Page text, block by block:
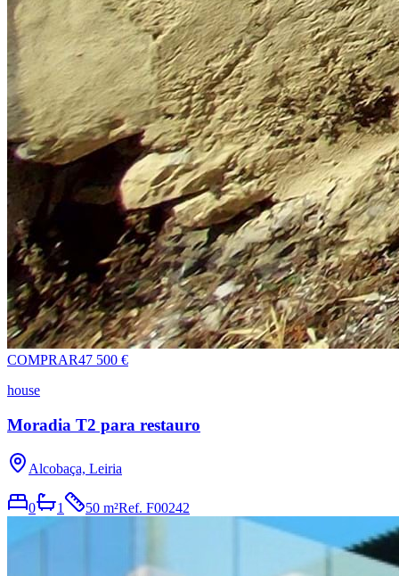
COMPRAR47 500 €
house
Moradia T2 para restauro
Alcobaça, Leiria
0 1 50 m²Ref. F00242